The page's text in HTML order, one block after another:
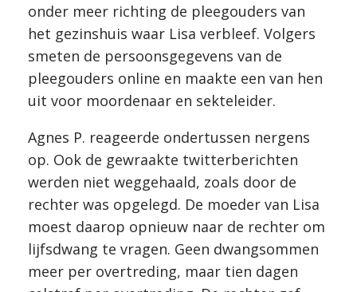
onder meer richting de pleegouders van
het gezinshuis waar Lisa verbleef. Volgers
smeten de persoonsgegevens van de
pleegouders online en maakte een van hen
uit voor moordenaar en sekteleider.
Agnes P. reageerde ondertussen nergens
op. Ook de gewraakte twitterberichten
werden niet weggehaald, zoals door de
rechter was opgelegd. De moeder van Lisa
moest daarop opnieuw naar de rechter om
lijfsdwang te vragen. Geen dwangsommen
meer per overtreding, maar tien dagen